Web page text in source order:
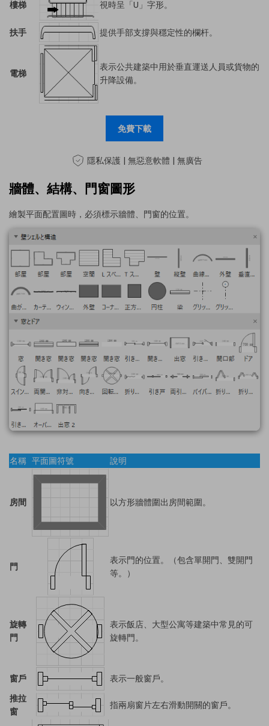
樓梯 視時呈「U」字形。
扶手 提供手部支撐與穩定性的欄杆。
電梯
表示公共建築中用於垂直運送人員或貨物的
升降設備。
免費下載
隱私保護 | 無惡意軟體 | 無廣告
牆體、結構、門窗圖形
繪製平面配置圖時，必須標示牆體、門窗的位置。
名稱 平面圖符號 說明
房間 以方形牆體圍出房間範圍。
門
表示門的位置。（包含單開門、雙開門
等。）
旋轉
門
表示飯店、大型公寓等建築中常見的可
旋轉門。
窗戶
表示一般窗戶。
推拉
窗
指兩扇窗片左右滑動開關的窗戶。